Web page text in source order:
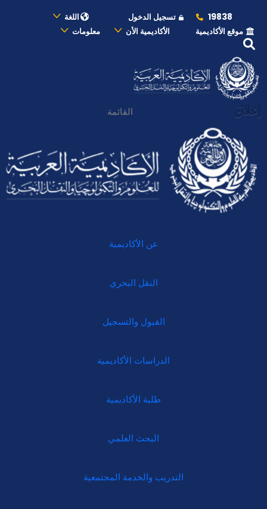
19838 تسجيل الدخول
اللغة
موقع الأكاديمية
الأكاديمية الأن معلومات
إغلاق القائمة
عن الأكاديمية
النقل البحري
القبول والتسجيل
الدراسات الأكاديمية
طلبة الأكاديمية
البحث العلمي
التدريب والخدمة المجتمعية